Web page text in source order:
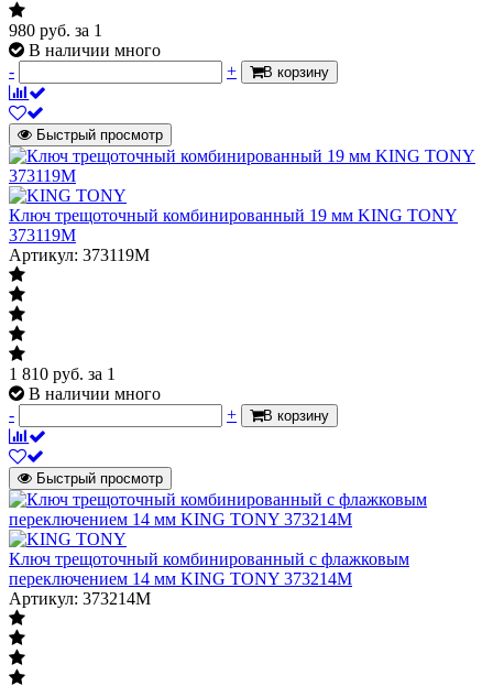
980 руб. за 1
В наличии много
-
+ В корзину
Быстрый просмотр
Ключ трещоточный комбинированный 19 мм KING TONY
373119M
Артикул: 373119M
1 810 руб. за 1
В наличии много
-
+ В корзину
Быстрый просмотр
Ключ трещоточный комбинированный с флажковым
переключением 14 мм KING TONY 373214M
Артикул: 373214M